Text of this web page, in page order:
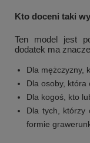
Kto doceni taki
Ten model jest
dodatek ma
Dla mężczyzny,
Dla osoby, która
Dla kogoś, kto
Dla tych, którzy
formie